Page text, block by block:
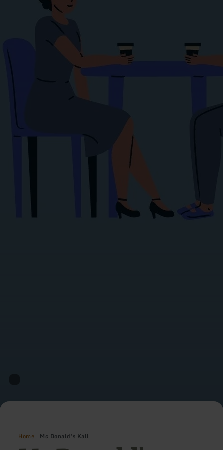
Home Mc Donald's Kall